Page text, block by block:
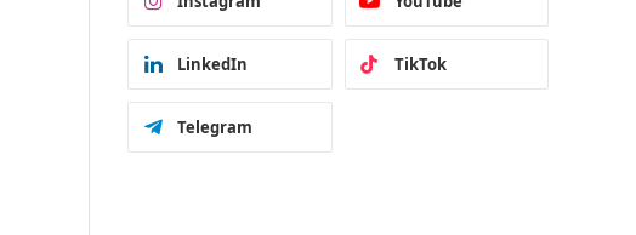
LinkedIn TikTok
Telegram